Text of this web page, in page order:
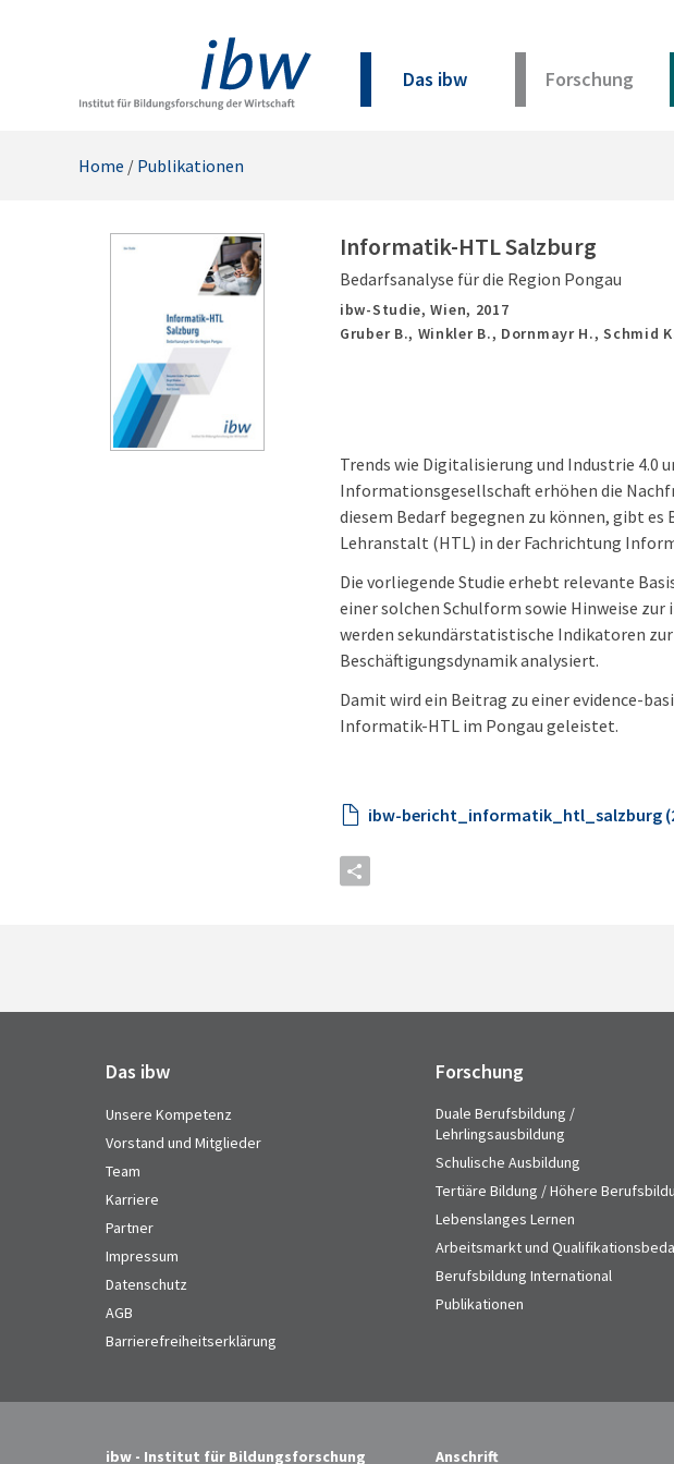
Das ibw Forschung
Home / Publikationen
Informatik-HTL Salzburg
Bedarfsanalyse für die Region Pongau
ibw-Studie,Wien, 2017
Gruber B., Winkler B., Dornmayr H., Schmid
Trends wie Digitalisierung und Industrie 4.0
Informationsgesellschaft erhöhen die
diesem Bedarf begegnen zu können, gibt
Lehranstalt (HTL) in der Fachrichtung
Die vorliegende Studie erhebt relevante
einer solchen Schulform sowie Hinweise
werden sekundärstatistische Indikatoren
Beschäftigungsdynamik analysiert.
Damit wird ein Beitrag zu einer evidence-
Informatik-HTL im Pongau geleistet.
ibw-bericht_informatik_htl_salzburg
Das ibw
Unsere Kompetenz
Vorstand und Mitglieder
Team
Karriere
Partner
Impressum
Datenschutz
AGB
Barrierefreiheitserklärung
Forschung
Duale Berufsbildung /
Lehrlingsausbildung
Schulische Ausbildung
Tertiäre Bildung / Höhere
Lebenslanges Lernen
Arbeitsmarkt und
Berufsbildung International
Publikationen
ibw - Institut für Bildungsforschung Anschrift